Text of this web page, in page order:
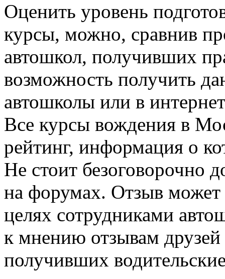
Оценить уровень
курсы, можно, сравнив
автошкол, получивших
возможность получить
автошколы или в
Все курсы вождения в
рейтинг, информация о
Не стоит безоговорочно
на форумах. Отзыв может
целях сотрудниками
к мнению отзывам
получивших